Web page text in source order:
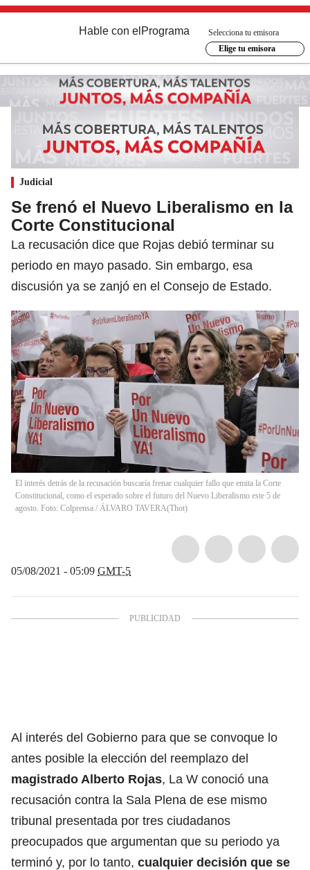
Hable con el Programa
Selecciona tu emisora
Elige tu emisora
Judicial
Se frenó el Nuevo Liberalismo en la
Corte Constitucional
La recusación dice que Rojas debió terminar su
periodo en mayo pasado. Sin embargo, esa
discusión ya se zanjó en el Consejo de Estado.
El interés detrás de la recusación buscaría frenar cualquier fallo que emita la Corte
Constitucional, como el esperado sobre el futuro del Nuevo Liberalismo este 5 de
agosto. Foto: Colprensa / ÁLVARO TAVERA(Thot)
05/08/2021 - 05:09 GMT-5
Al interés del Gobierno para que se convoque lo
antes posible la elección del reemplazo del
magistrado Alberto Rojas, La W conoció una
recusación contra la Sala Plena de ese mismo
tribunal presentada por tres ciudadanos
preocupados que argumentan que su periodo ya
terminó y, por lo tanto, cualquier decisión que se